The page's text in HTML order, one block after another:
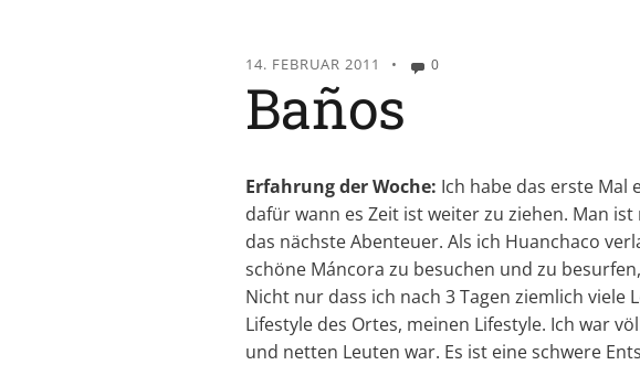
14. FEBRUAR 2011 • 0
Baños
Erfahrung der Woche: Ich habe das erste Mal
dafür wann es Zeit ist weiter zu ziehen. Man
das nächste Abenteuer. Als ich Huanchaco
schöne Máncora zu besuchen und zu
Nicht nur dass ich nach 3 Tagen ziemlich
Lifestyle des Ortes, meinen Lifestyle. Ich war
und netten Leuten war. Es ist eine schwere